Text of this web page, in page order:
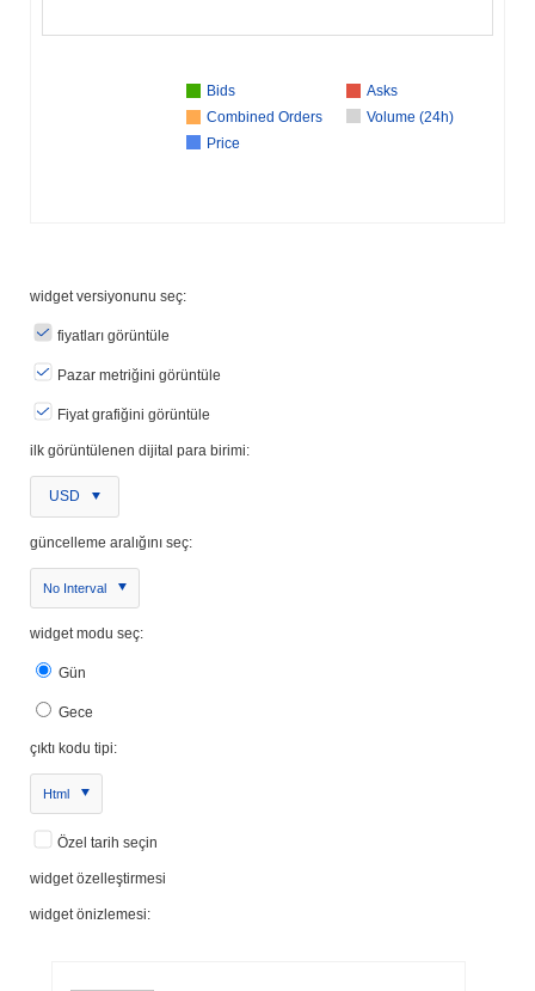
Bids
Asks
Combined Orders
Volume (24h)
Price
widget versiyonunu seç:
fiyatları görüntüle
Pazar metriğini görüntüle
Fiyat grafiğini görüntüle
ilk görüntülenen dijital para birimi:
USD
güncelleme aralığını seç:
No Interval
widget modu seç:
Gün
Gece
çıktı kodu tipi:
Html
Özel tarih seçin
widget özelleştirmesi
widget önizlemesi: